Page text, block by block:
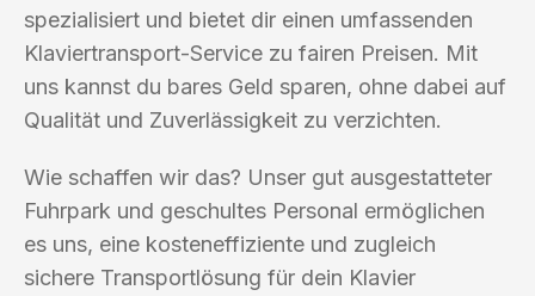
spezialisiert und bietet dir einen umfassenden
Klaviertransport-Service zu fairen Preisen. Mit
uns kannst du bares Geld sparen, ohne dabei auf
Qualität und Zuverlässigkeit zu verzichten.
Wie schaffen wir das? Unser gut ausgestatteter
Fuhrpark und geschultes Personal ermöglichen
es uns, eine kosteneffiziente und zugleich
sichere Transportlösung für dein Klavier